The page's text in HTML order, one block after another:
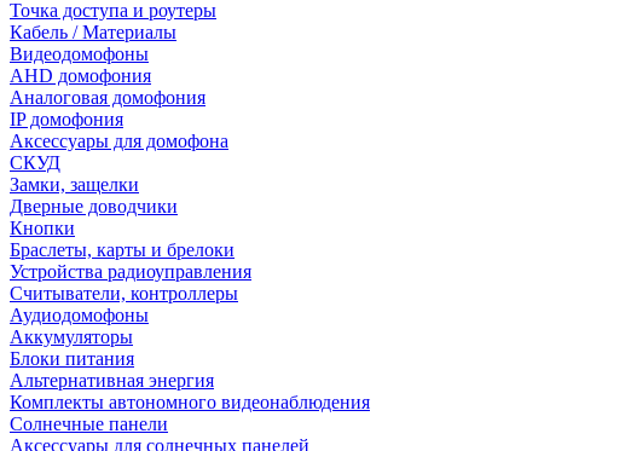
Точка доступа и роутеры
Кабель / Материалы
Видеодомофоны
AHD домофония
Аналоговая домофония
IP домофония
Аксессуары для домофона
СКУД
Замки, защелки
Дверные доводчики
Кнопки
Браслеты, карты и брелоки
Устройства радиоуправления
Считыватели, контроллеры
Аудиодомофоны
Аккумуляторы
Блоки питания
Альтернативная энергия
Комплекты автономного видеонаблюдения
Солнечные панели
Аксессуары для солнечных панелей